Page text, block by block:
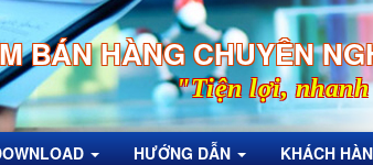
BÁN HÀNG CHUYÊN
"Tiện lợi, nhanh
HƯỚNG DẪN KHÁCH